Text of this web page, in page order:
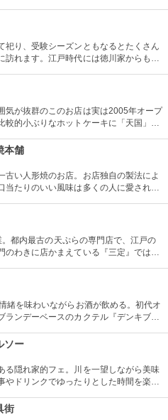
ークで、その美しいドレープと伸びやか
想的な姿を見ることができます。
祀り、受験シーズンともなるとたくさん
訪れます。江戸時代には徳川家からも尊
本もの梅があり、毎年時期になるとかぐ
す。2月上旬〜3月上旬には梅祭りも開催
気が抜群のこのお店は実は2005年オープ
較的小ぶりなホットケーキに「天国」の
本舗
古い人形焼のお店。お店独自の製法によ
当たりのいい風味は多くの人に愛されて
イプもあり。ハトのマークを目印に探し
都内最古の天ぷらの専門店で、江戸の
のわきに店かまえている『三定』では特
緒を味わいながらお酒が飲める。初代オ
ランデーベースのカクテル『デンキブラ
た際には是非立ち寄りたい。
ソー
る隠れ家的フェ。川を一望しながら美味
やドリンクでゆったりとした時間を楽し
街